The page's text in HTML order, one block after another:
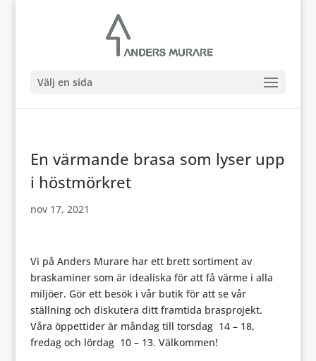
Välj en sida
En värmande brasa som lyser upp
i höstmörkret
nov 17, 2021
Vi på Anders Murare har ett brett sortiment av
braskaminer som är idealiska för att få värme i alla
miljöer. Gör ett besök i vår butik för att se vår
ställning och diskutera ditt framtida brasprojekt.
Våra öppettider är måndag till torsdag 14 – 18,
fredag och lördag 10 – 13. Välkommen!